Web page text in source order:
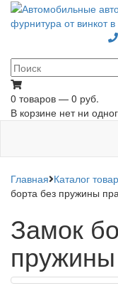
0 товаров — 0 руб.
В корзине нет ни
Главная Каталог
борта без пружины
Замок